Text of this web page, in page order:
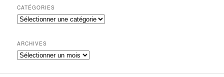
h
e
r
h
e
CATÉGORIES
Catégories
ARCHIVES
Archives